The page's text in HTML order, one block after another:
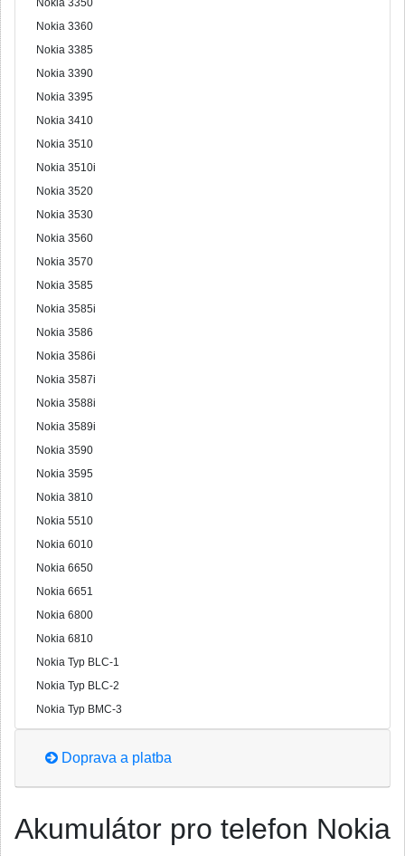
Nokia 3350
Nokia 3360
Nokia 3385
Nokia 3390
Nokia 3395
Nokia 3410
Nokia 3510
Nokia 3510i
Nokia 3520
Nokia 3530
Nokia 3560
Nokia 3570
Nokia 3585
Nokia 3585i
Nokia 3586
Nokia 3586i
Nokia 3587i
Nokia 3588i
Nokia 3589i
Nokia 3590
Nokia 3595
Nokia 3810
Nokia 5510
Nokia 6010
Nokia 6650
Nokia 6651
Nokia 6800
Nokia 6810
Nokia Typ BLC-1
Nokia Typ BLC-2
Nokia Typ BMC-3
Doprava a platba
Akumulátor pro telefon Nokia